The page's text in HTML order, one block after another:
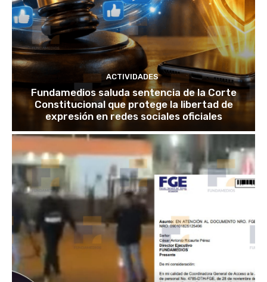
ACTIVIDADES
Fundamedios saluda sentencia de la Corte
Constitucional que protege la libertad de
expresión en redes sociales oficiales